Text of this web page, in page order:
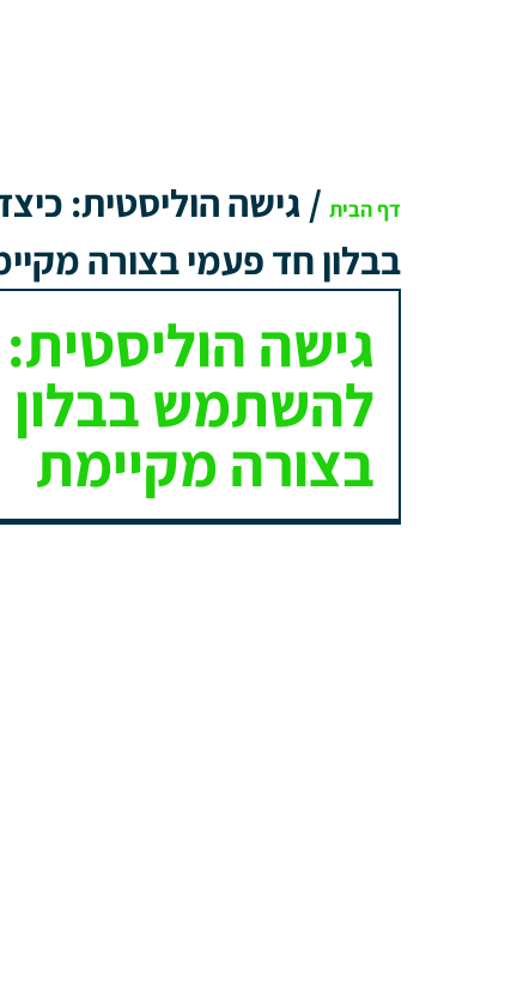
דף הבית /גישה הוליסטית:
בבלון חד פעמי בצורה
גישה
להשתמש
בצורה מקיימת